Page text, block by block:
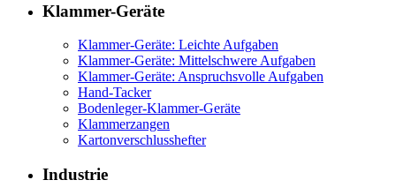
Klammer-Geräte
Klammer-Geräte: Leichte Aufgaben
Klammer-Geräte: Mittelschwere Aufgaben
Klammer-Geräte: Anspruchsvolle Aufgaben
Hand-Tacker
Bodenleger-Klammer-Geräte
Klammerzangen
Kartonverschlusshefter
Industrie